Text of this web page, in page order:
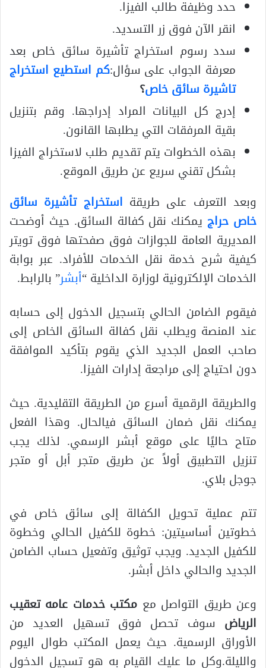
حدد وظيفة طالب الفيزا.
انقر الآن فوق زر التسديد.
سدد رسوم استخراج تأشيرة سائق خاص بعد
معرفة الجواب على سؤال:كم استطيع استخراج
تاشيرة سائق خاص؟
إدرج كل البيانات المراد إدراجها. وقم بتنزيل
بقية المرفقات التي يطلبها القانون.
بهذه الخطوات يتم تقديم طلب لاستخراج الفيزا
بشكل تقني سريع عن طريق الموقع.
وبعد التعرف على طريقة استخراج تأشيرة سائق
خاص حراج يمكنك نقل كفالة السائق. حيث أوضحت
المديرية العامة للجوازات فوق صفحتها فوق تويتر
كيفية شرح خدمة نقل الخدمات للأفراد. عبر بوابة
الخدمات الإلكترونية لوزارة الداخلية “أبشر” بالرابط.
فيقوم الضامن الحالي بتسجيل الدخول إلى حسابه
عند المنصة ويطلب نقل كفالة السائق الخاص إلى
صاحب العمل الجديد الذي يقوم بتأكيد الموافقة
دون احتياج إلى مراجعة إدارات الفيزا.
والطريقة الرقمية أسرع من الطريقة التقليدية. حيث
يمكنك نقل ضمان السائق فيالحال. وهذا الفعل
متاح حاليًا على موقع أبشر الرسمي. لذلك يجب
تنزيل التطبيق أولاً عن طريق متجر أبل أو متجر
جوجل بلاي.
تتم عملية تحويل الكفالة إلى سائق خاص في
خطوتين أساسيتين: خطوة للكفيل الحالي وخطوة
للكفيل الجديد. ويجب توثيق وتفعيل حساب الضامن
الجديد والحالي داخل أبشر.
وعن طريق التواصل مع مكتب خدمات عامه تعقيب
الرياض سوف تحصل فوق تسهيل العديد من
الأوراق الرسمية. حيث يعمل المكتب طوال اليوم
والليلة.وكل ما عليك القيام به هو تسجيل الدخول